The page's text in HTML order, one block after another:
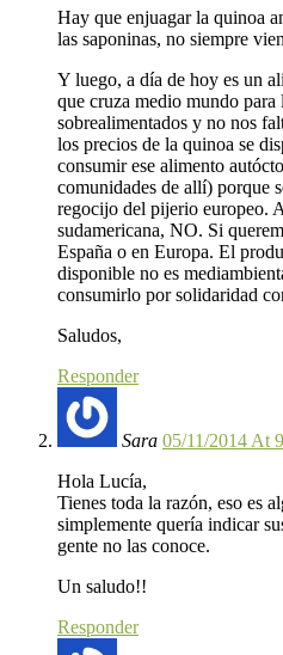
Hay que enjuagar la quinoa
las saponinas, no siempre
Y luego, a día de hoy es un
que cruza medio mundo para
sobrealimentados y no nos
los precios de la quinoa se
consumir ese alimento
comunidades de allí) porque
regocijo del pijerio europeo.
sudamericana, NO. Si
España o en Europa. El
disponible no es
consumirlo por solidaridad
Saludos,
Responder
Sara 05/11/2014 At
Hola Lucía,
Tienes toda la razón, eso es
simplemente quería indicar
gente no las conoce.
Un saludo!!
Responder